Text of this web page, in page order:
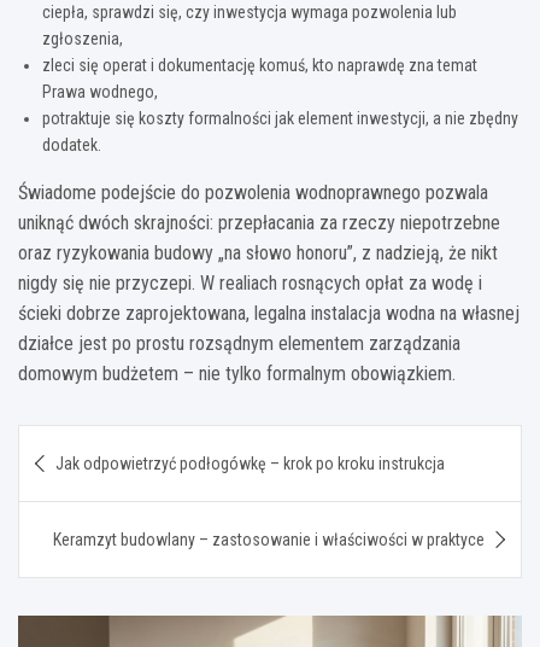
ciepła, sprawdzi się, czy inwestycja wymaga pozwolenia lub
zgłoszenia,
zleci się operat i dokumentację komuś, kto naprawdę zna temat
Prawa wodnego,
potraktuje się koszty formalności jak element inwestycji, a nie zbędny
dodatek.
Świadome podejście do pozwolenia wodnoprawnego pozwala
uniknąć dwóch skrajności: przepłacania za rzeczy niepotrzebne
oraz ryzykowania budowy „na słowo honoru”, z nadzieją, że nikt
nigdy się nie przyczepi. W realiach rosnących opłat za wodę i
ścieki dobrze zaprojektowana, legalna instalacja wodna na własnej
działce jest po prostu rozsądnym elementem zarządzania
domowym budżetem – nie tylko formalnym obowiązkiem.
wpisu
Jak odpowietrzyć podłogówkę – krok po kroku instrukcja
Keramzyt budowlany – zastosowanie i właściwości w praktyce